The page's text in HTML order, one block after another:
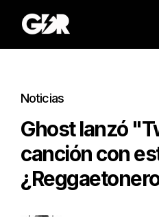
Noticias
Ghost lanzó
canción con